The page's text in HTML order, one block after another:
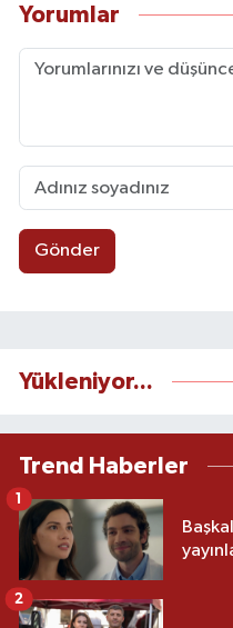
Yorumlar
Gönder
Yükleniyor...
Trend Haberler
1
2